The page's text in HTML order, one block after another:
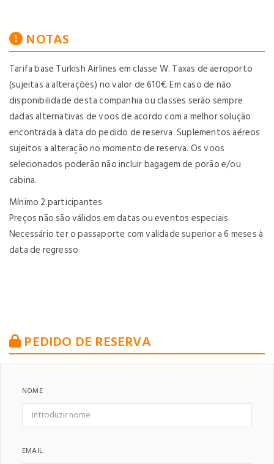
NOTAS
Tarifa base Turkish Airlines em classe W. Taxas de aeroporto
(sujeitas a alterações) no valor de 610€. Em caso de não
disponibilidade desta companhia ou classes serão sempre
dadas alternativas de voos de acordo com a melhor solução
encontrada à data do pedido de reserva. Suplementos aéreos
sujeitos a alteração no momento de reserva. Os voos
selecionados poderão não incluir bagagem de porão e/ou
cabina.
Mínimo 2 participantes
Preços não são válidos em datas ou eventos especiais
Necessário ter o passaporte com validade superior a 6 meses à
data de regresso
PEDIDO DE RESERVA
NOME
EMAIL